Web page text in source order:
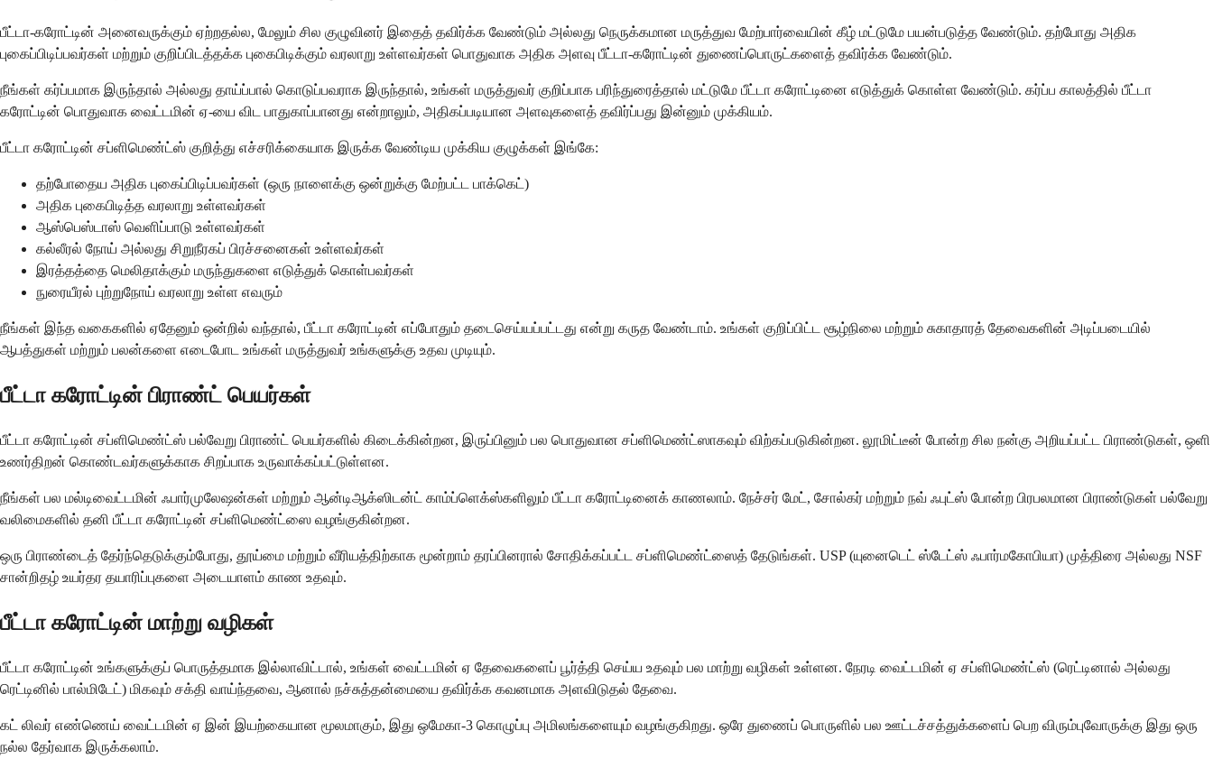
பீட்டா-கரோட்டின் அனைவருக்கும் ஏற்றதல்ல, மேலும் சில குழுவினர் இதைத் தவிர்க்க வேண்டும் அல்லது நெருக்கமான மருத்துவ மேற்பார்வையின் கீழ் மட்டுமே பயன்படுத்த வேண்டும். தற்போது அதிக
புகைப்பிடிப்பவர்கள் மற்றும் குறிப்பிடத்தக்க புகைபிடிக்கும் வரலாறு உள்ளவர்கள் பொதுவாக அதிக அளவு பீட்டா-கரோட்டின் துணைப்பொருட்களைத் தவிர்க்க வேண்டும்.
நீங்கள் கர்ப்பமாக இருந்தால் அல்லது தாய்ப்பால் கொடுப்பவராக இருந்தால், உங்கள் மருத்துவர் குறிப்பாக பரிந்துரைத்தால் மட்டுமே பீட்டா கரோட்டினை எடுத்துக் கொள்ள வேண்டும். கர்ப்ப காலத்தில் பீட்டா
கரோட்டின் பொதுவாக வைட்டமின் ஏ-யை விட பாதுகாப்பானது என்றாலும், அதிகப்படியான அளவுகளைத் தவிர்ப்பது இன்னும் முக்கியம்.
பீட்டா கரோட்டின் சப்ளிமெண்ட்ஸ் குறித்து எச்சரிக்கையாக இருக்க வேண்டிய முக்கிய குழுக்கள் இங்கே:
தற்போதைய அதிக புகைப்பிடிப்பவர்கள் (ஒரு நாளைக்கு ஒன்றுக்கு மேற்பட்ட பாக்கெட்)
அதிக புகைபிடித்த வரலாறு உள்ளவர்கள்
ஆஸ்பெஸ்டாஸ் வெளிப்பாடு உள்ளவர்கள்
கல்லீரல் நோய் அல்லது சிறுநீரகப் பிரச்சனைகள் உள்ளவர்கள்
இரத்தத்தை மெலிதாக்கும் மருந்துகளை எடுத்துக் கொள்பவர்கள்
நுரையீரல் புற்றுநோய் வரலாறு உள்ள எவரும்
நீங்கள் இந்த வகைகளில் ஏதேனும் ஒன்றில் வந்தால், பீட்டா கரோட்டின் எப்போதும் தடைசெய்யப்பட்டது என்று கருத வேண்டாம். உங்கள் குறிப்பிட்ட சூழ்நிலை மற்றும் சுகாதாரத் தேவைகளின் அடிப்படையில்
ஆபத்துகள் மற்றும் பலன்களை எடைபோட உங்கள் மருத்துவர் உங்களுக்கு உதவ முடியும்.
பீட்டா கரோட்டின் பிராண்ட் பெயர்கள்
பீட்டா கரோட்டின் சப்ளிமெண்ட்ஸ் பல்வேறு பிராண்ட் பெயர்களில் கிடைக்கின்றன, இருப்பினும் பல பொதுவான சப்ளிமெண்ட்ஸாகவும் விற்கப்படுகின்றன. லூமிட்டீன் போன்ற சில நன்கு அறியப்பட்ட பிராண்டுகள், ஒளி
உணர்திறன் கொண்டவர்களுக்காக சிறப்பாக உருவாக்கப்பட்டுள்ளன.
நீங்கள் பல மல்டிவைட்டமின் ஃபார்முலேஷன்கள் மற்றும் ஆன்டிஆக்ஸிடன்ட் காம்ப்ளெக்ஸ்களிலும் பீட்டா கரோட்டினைக் காணலாம். நேச்சர் மேட், சோல்கர் மற்றும் நவ் ஃபுட்ஸ் போன்ற பிரபலமான பிராண்டுகள் பல்வேறு
வலிமைகளில் தனி பீட்டா கரோட்டின் சப்ளிமெண்ட்ஸை வழங்குகின்றன.
ஒரு பிராண்டைத் தேர்ந்தெடுக்கும்போது, ​​தூய்மை மற்றும் வீரியத்திற்காக மூன்றாம் தரப்பினரால் சோதிக்கப்பட்ட சப்ளிமெண்ட்ஸைத் தேடுங்கள். USP (யுனைடெட் ஸ்டேட்ஸ் ஃபார்மகோபியா) முத்திரை அல்லது NSF
சான்றிதழ் உயர்தர தயாரிப்புகளை அடையாளம் காண உதவும்.
பீட்டா கரோட்டின் மாற்று வழிகள்
பீட்டா கரோட்டின் உங்களுக்குப் பொருத்தமாக இல்லாவிட்டால், உங்கள் வைட்டமின் ஏ தேவைகளைப் பூர்த்தி செய்ய உதவும் பல மாற்று வழிகள் உள்ளன. நேரடி வைட்டமின் ஏ சப்ளிமெண்ட்ஸ் (ரெட்டினால் அல்லது
ரெட்டினில் பால்மிடேட்) மிகவும் சக்தி வாய்ந்தவை, ஆனால் நச்சுத்தன்மையை தவிர்க்க கவனமாக அளவிடுதல் தேவை.
கட் லிவர் எண்ணெய் வைட்டமின் ஏ இன் இயற்கையான மூலமாகும், இது ஒமேகா-3 கொழுப்பு அமிலங்களையும் வழங்குகிறது. ஒரே துணைப் பொருளில் பல ஊட்டச்சத்துக்களைப் பெற விரும்புவோருக்கு இது ஒரு
நல்ல தேர்வாக இருக்கலாம்.